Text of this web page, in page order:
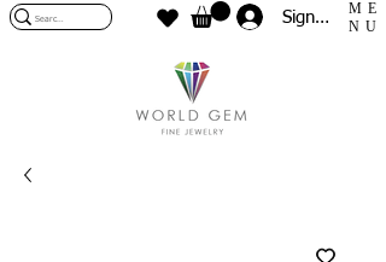
Sign In
ME
NU